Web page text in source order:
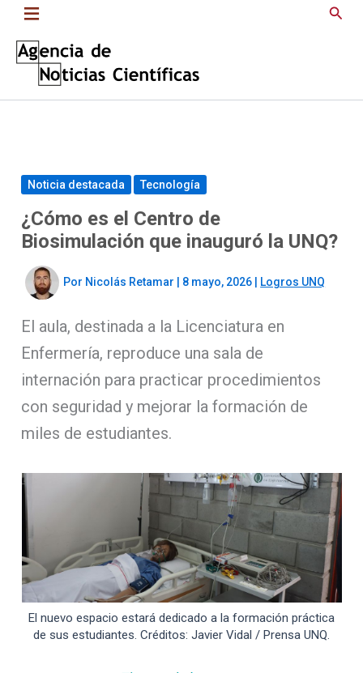
Saltar
contenido
Noticia destacada Tecnología
¿Cómo es el Centro de
Biosimulación que inauguró la UNQ?
Por Nicolás Retamar 8 mayo, 2026 Logros UNQ
El aula, destinada a la Licenciatura en
Enfermería, reproduce una sala de
internación para practicar procedimientos
con seguridad y mejorar la formación de
miles de estudiantes.
El nuevo espacio estará dedicado a la formación práctica
de sus estudiantes. Créditos: Javier Vidal / Prensa UNQ.